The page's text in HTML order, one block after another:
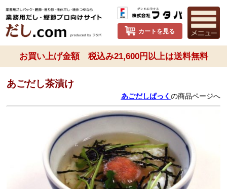
カートを見る
お買い上げ金額 税込み21,600円以上は送料無料
あごだし茶漬け
あごだしぱっく の商品ページへ